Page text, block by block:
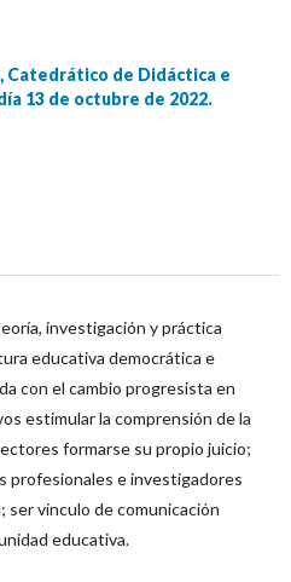
Catedrático de Didáctica e
13 de octubre de 2022.
investigación y práctica
educativa democrática e
con el cambio progresista en
estimular la comprensión de la
formarse su propio juicio;
profesionales e investigadores
ser vínculo de comunicación
educativa.